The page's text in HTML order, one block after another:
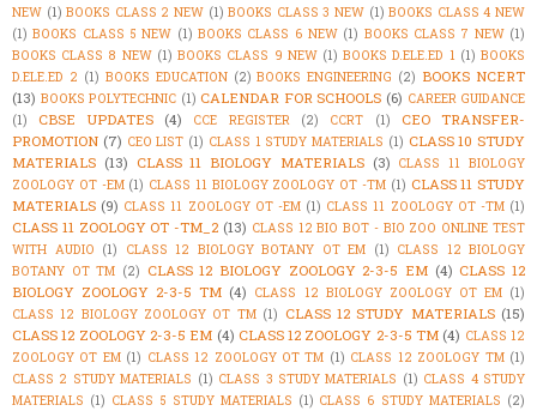
NEW (1) BOOKS CLASS 2 NEW (1) BOOKS CLASS 3 NEW (1) BOOKS CLASS 4 NEW
(1) BOOKS CLASS 5 NEW (1) BOOKS CLASS 6 NEW (1) BOOKS CLASS 7 NEW (1)
BOOKS CLASS 8 NEW (1) BOOKS CLASS 9 NEW (1) BOOKS D.ELE.ED 1 (1) BOOKS
D.ELE.ED 2 (1) BOOKS EDUCATION (2) BOOKS ENGINEERING (2) BOOKS NCERT
(13) BOOKS POLYTECHNIC (1) CALENDAR FOR SCHOOLS (6) CAREER GUIDANCE
(1)
CBSE UPDATES (4) CCE REGISTER (2) CCRT (1)
CEO TRANSFER-
PROMOTION (7) CEO LIST (1) CLASS 1 STUDY MATERIALS (1) CLASS 10 STUDY
MATERIALS (13) CLASS 11 BIOLOGY MATERIALS (3) CLASS 11 BIOLOGY
ZOOLOGY OT -EM (1) CLASS 11 BIOLOGY ZOOLOGY OT -TM (1) CLASS 11 STUDY
MATERIALS (9) CLASS 11 ZOOLOGY OT -EM (1) CLASS 11 ZOOLOGY OT -TM (1)
CLASS 11 ZOOLOGY OT -TM_2 (13) CLASS 12 BIO BOT - BIO ZOO ONLINE TEST
WITH AUDIO (1) CLASS 12 BIOLOGY BOTANY OT EM (1) CLASS 12 BIOLOGY
BOTANY OT TM (2) CLASS 12 BIOLOGY ZOOLOGY 2-3-5 EM (4) CLASS 12
BIOLOGY ZOOLOGY 2-3-5 TM (4) CLASS 12 BIOLOGY ZOOLOGY OT EM (1)
CLASS 12 BIOLOGY ZOOLOGY OT TM (1) CLASS 12 STUDY MATERIALS (15)
CLASS 12 ZOOLOGY 2-3-5 EM (4) CLASS 12 ZOOLOGY 2-3-5 TM (4) CLASS 12
ZOOLOGY OT EM (1) CLASS 12 ZOOLOGY OT TM (1) CLASS 12 ZOOLOGY TM (1)
CLASS 2 STUDY MATERIALS (1) CLASS 3 STUDY MATERIALS (1) CLASS 4 STUDY
MATERIALS (1) CLASS 5 STUDY MATERIALS (1) CLASS 6 STUDY MATERIALS (2)